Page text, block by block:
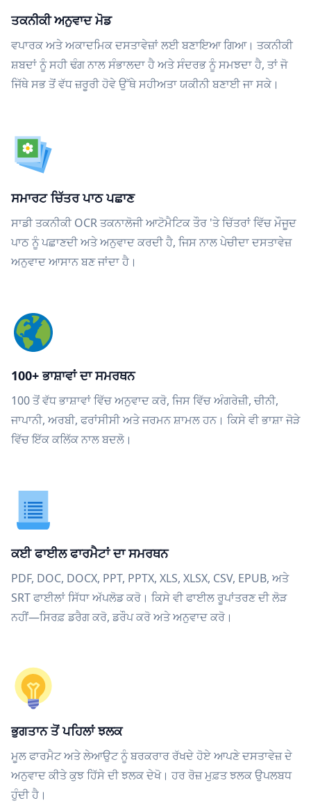
ਤਕਨੀਕੀ ਅਨੁਵਾਦ ਮੋਡ
ਵਪਾਰਕ ਅਤੇ ਅਕਾਦਮਿਕ ਦਸਤਾਵੇਜ਼ਾਂ ਲਈ ਬਣਾਇਆ ਗਿਆ। ਤਕਨੀਕੀ
ਸ਼ਬਦਾਂ ਨੂੰ ਸਹੀ ਢੰਗ ਨਾਲ ਸੰਭਾਲਦਾ ਹੈ ਅਤੇ ਸੰਦਰਭ ਨੂੰ ਸਮਝਦਾ ਹੈ, ਤਾਂ ਜੋ
ਜਿੱਥੇ ਸਭ ਤੋਂ ਵੱਧ ਜ਼ਰੂਰੀ ਹੋਵੇ ਉੱਥੇ ਸਹੀਅਤਾ ਯਕੀਨੀ ਬਣਾਈ ਜਾ ਸਕੇ।
ਸਮਾਰਟ ਚਿੱਤਰ ਪਾਠ ਪਛਾਣ
ਸਾਡੀ ਤਕਨੀਕੀ OCR ਤਕਨਾਲੋਜੀ ਆਟੋਮੈਟਿਕ ਤੌਰ 'ਤੇ ਚਿੱਤਰਾਂ ਵਿੱਚ ਮੌਜੂਦ
ਪਾਠ ਨੂੰ ਪਛਾਣਦੀ ਅਤੇ ਅਨੁਵਾਦ ਕਰਦੀ ਹੈ, ਜਿਸ ਨਾਲ ਪੇਚੀਦਾ ਦਸਤਾਵੇਜ਼
ਅਨੁਵਾਦ ਆਸਾਨ ਬਣ ਜਾਂਦਾ ਹੈ।
100+ ਭਾਸ਼ਾਵਾਂ ਦਾ ਸਮਰਥਨ
100 ਤੋਂ ਵੱਧ ਭਾਸ਼ਾਵਾਂ ਵਿੱਚ ਅਨੁਵਾਦ ਕਰੋ, ਜਿਸ ਵਿੱਚ ਅੰਗਰੇਜ਼ੀ, ਚੀਨੀ,
ਜਾਪਾਨੀ, ਅਰਬੀ, ਫਰਾਂਸੀਸੀ ਅਤੇ ਜਰਮਨ ਸ਼ਾਮਲ ਹਨ। ਕਿਸੇ ਵੀ ਭਾਸ਼ਾ ਜੋੜੇ
ਵਿੱਚ ਇੱਕ ਕਲਿੱਕ ਨਾਲ ਬਦਲੋ।
ਕਈ ਫਾਈਲ ਫਾਰਮੈਟਾਂ ਦਾ ਸਮਰਥਨ
PDF, DOC, DOCX, PPT, PPTX, XLS, XLSX, CSV, EPUB, ਅਤੇ
SRT ਫਾਈਲਾਂ ਸਿੱਧਾ ਅੱਪਲੋਡ ਕਰੋ। ਕਿਸੇ ਵੀ ਫਾਈਲ ਰੂਪਾਂਤਰਣ ਦੀ ਲੋੜ
ਨਹੀਂ—ਸਿਰਫ਼ ਡਰੈਗ ਕਰੋ, ਡਰੌਪ ਕਰੋ ਅਤੇ ਅਨੁਵਾਦ ਕਰੋ।
ਭੁਗਤਾਨ ਤੋਂ ਪਹਿਲਾਂ ਝਲਕ
ਮੂਲ ਫਾਰਮੈਟ ਅਤੇ ਲੇਆਉਟ ਨੂੰ ਬਰਕਰਾਰ ਰੱਖਦੇ ਹੋਏ ਆਪਣੇ ਦਸਤਾਵੇਜ਼ ਦੇ
ਅਨੁਵਾਦ ਕੀਤੇ ਕੁਝ ਹਿੱਸੇ ਦੀ ਝਲਕ ਦੇਖੋ। ਹਰ ਰੋਜ਼ ਮੁਫ਼ਤ ਝਲਕ ਉਪਲਬਧ
ਹੁੰਦੀ ਹੈ।